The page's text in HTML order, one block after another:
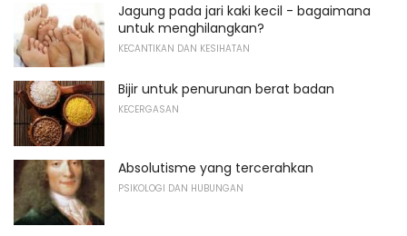
Jagung pada jari kaki kecil - bagaimana
untuk menghilangkan?
KECANTIKAN DAN KESIHATAN
Bijir untuk penurunan berat badan
KECERGASAN
Absolutisme yang tercerahkan
PSIKOLOGI DAN HUBUNGAN